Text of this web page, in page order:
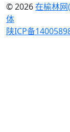
© 2026在榆林
体
陕ICP备